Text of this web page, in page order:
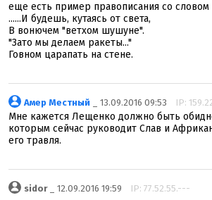
еще есть пример правописания со словом
......И будешь, кутаясь от света,
В вонючем "ветхом шушуне".
"Зато мы делаем ракеты..."
Говном царапать на стене.
Амер Местный _ 13.09.2016 09:53 IP:
Мне кажется Лещенко должно быть
которым сейчас руководит Слав и
его травля.
sidor_ 12.09.2016 19:59 IP: 77.52.55.---